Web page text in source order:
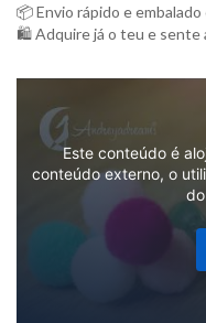
📦 Envio rápido e
🛍️ Adquire já o teu e sente
Este conteúdo é
conteúdo externo, o